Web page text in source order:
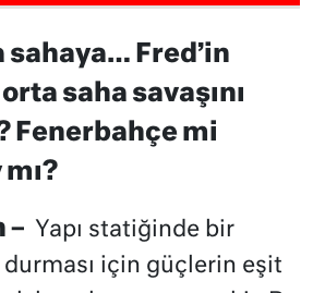
Fred’in
saha savaşını
Fenerbahçe mi
– Yapı statiğinde bir
durması için güçlerin eşit